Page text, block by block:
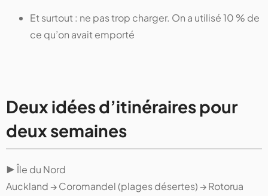
Et surtout : ne pas trop charger. On a utilisé 10 % de
ce qu’on avait emporté
Deux idées d’itinéraires pour
deux semaines
▶ Île du Nord
Auckland → Coromandel (plages désertes) → Rotorua